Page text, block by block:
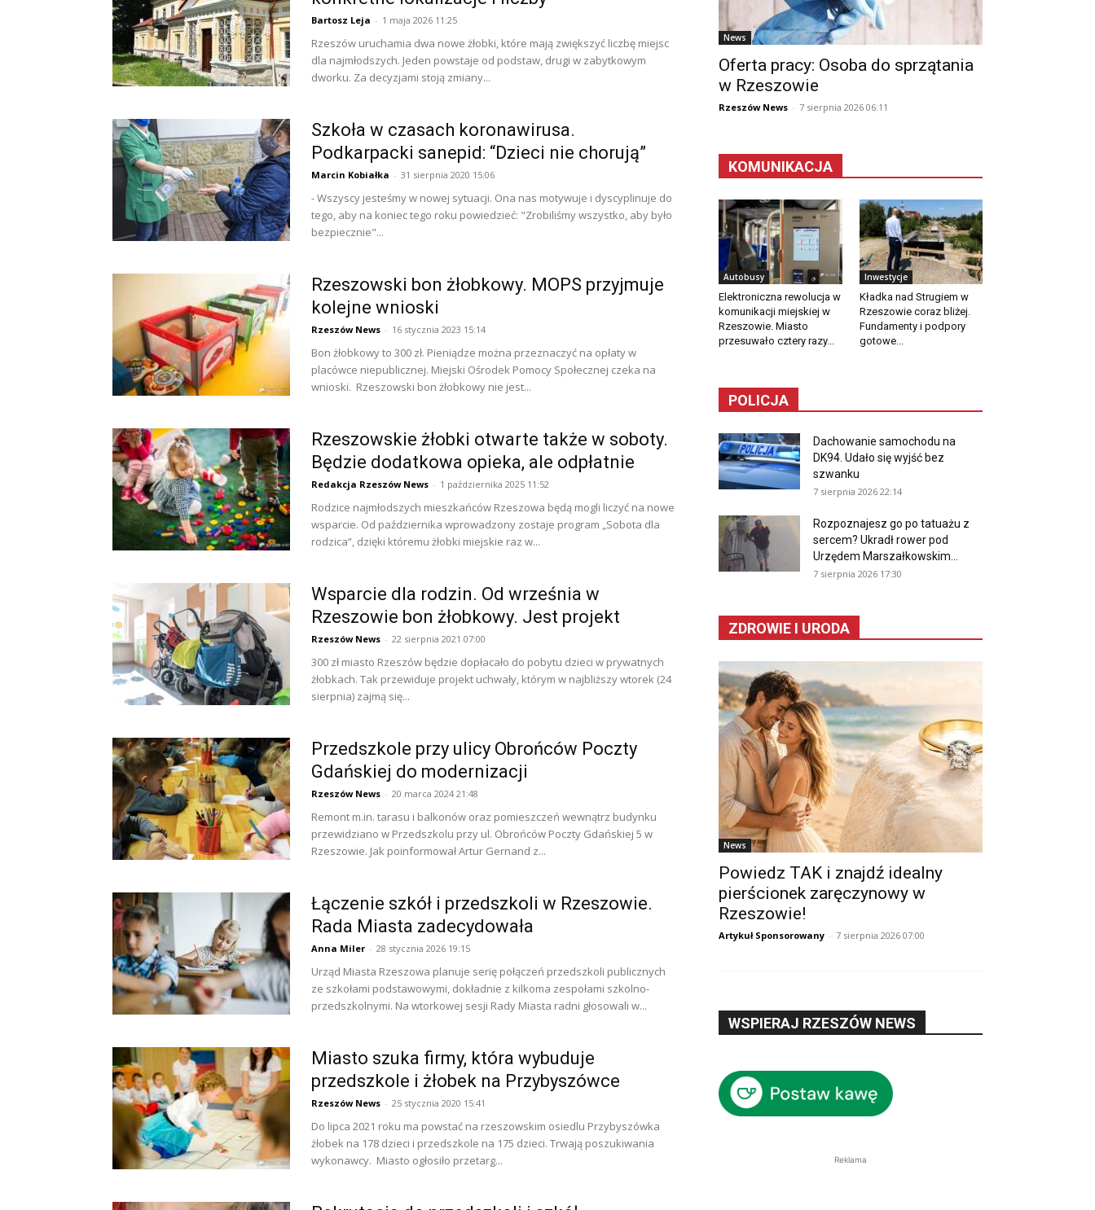
Bartosz Leja - 1 maja 2026 11:25
Rzeszów uruchamia dwa nowe żłobki, które mają zwiększyć liczbę miejsc
dla najmłodszych. Jeden powstaje od podstaw, drugi w zabytkowym
dworku. Za decyzjami stoją zmiany...
Szkoła w czasach koronawirusa.
Podkarpacki sanepid: “Dzieci nie chorują”
Marcin Kobiałka - 31 sierpnia 2020 15:06
- Wszyscy jesteśmy w nowej sytuacji. Ona nas motywuje i dyscyplinuje do
tego, aby na koniec tego roku powiedzieć: "Zrobiliśmy wszystko, aby było
bezpiecznie"...
Rzeszowski bon żłobkowy. MOPS przyjmuje
kolejne wnioski
Rzeszów News - 16 stycznia 2023 15:14
Bon żłobkowy to 300 zł. Pieniądze można przeznaczyć na opłaty w
placówce niepublicznej. Miejski Ośrodek Pomocy Społecznej czeka na
wnioski. Rzeszowski bon żłobkowy nie jest...
Rzeszowskie żłobki otwarte także w soboty.
Będzie dodatkowa opieka, ale odpłatnie
Redakcja Rzeszów News - 1 października 2025 11:52
Rodzice najmłodszych mieszkańców Rzeszowa będą mogli liczyć na nowe
wsparcie. Od października wprowadzony zostaje program „Sobota dla
rodzica”, dzięki któremu żłobki miejskie raz w...
Wsparcie dla rodzin. Od września w
Rzeszowie bon żłobkowy. Jest projekt
Rzeszów News - 22 sierpnia 2021 07:00
300 zł miasto Rzeszów będzie dopłacało do pobytu dzieci w prywatnych
żłobkach. Tak przewiduje projekt uchwały, którym w najbliższy wtorek (24
sierpnia) zajmą się...
Przedszkole przy ulicy Obrońców Poczty
Gdańskiej do modernizacji
Rzeszów News - 20 marca 2024 21:48
Remont m.in. tarasu i balkonów oraz pomieszczeń wewnątrz budynku
przewidziano w Przedszkolu przy ul. Obrońców Poczty Gdańskiej 5 w
Rzeszowie. Jak poinformował Artur Gernand z...
Łączenie szkół i przedszkoli w Rzeszowie.
Rada Miasta zadecydowała
Anna Miler - 28 stycznia 2026 19:15
Urząd Miasta Rzeszowa planuje serię połączeń przedszkoli publicznych
ze szkołami podstawowymi, dokładnie z kilkoma zespołami szkolno-
przedszkolnymi. Na wtorkowej sesji Rady Miasta radni głosowali w...
Miasto szuka firmy, która wybuduje
przedszkole i żłobek na Przybyszówce
Rzeszów News - 25 stycznia 2020 15:41
Do lipca 2021 roku ma powstać na rzeszowskim osiedlu Przybyszówka
żłobek na 178 dzieci i przedszkole na 175 dzieci. Trwają poszukiwania
wykonawcy. Miasto ogłosiło przetarg...
News
Oferta pracy: Osoba do sprzątania
w Rzeszowie
Rzeszów News - 7 sierpnia 2026 06:11
KOMUNIKACJA
Autobusy
Elektroniczna rewolucja w
komunikacji miejskiej w
Rzeszowie. Miasto
przesuwało cztery razy...
Inwestycje
Kładka nad Strugiem w
Rzeszowie coraz bliżej.
Fundamenty i podpory
gotowe...
POLICJA
Dachowanie samochodu na
DK94. Udało się wyjść bez
szwanku
7 sierpnia 2026 22:14
Rozpoznajesz go po tatuażu z
sercem? Ukradł rower pod
Urzędem Marszałkowskim...
7 sierpnia 2026 17:30
ZDROWIE I URODA
News
Powiedz TAK i znajdź idealny
pierścionek zaręczynowy w
Rzeszowie!
Artykuł Sponsorowany - 7 sierpnia 2026 07:00
WSPIERAJ RZESZÓW NEWS
Reklama